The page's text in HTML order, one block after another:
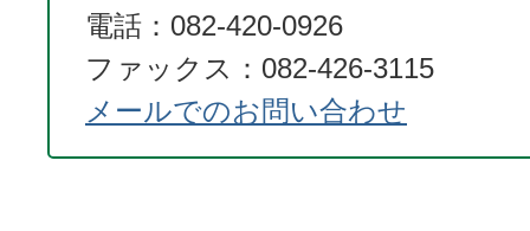
電話：082-420-0926
ファックス：082-426-3115
メールでのお問い合わせ